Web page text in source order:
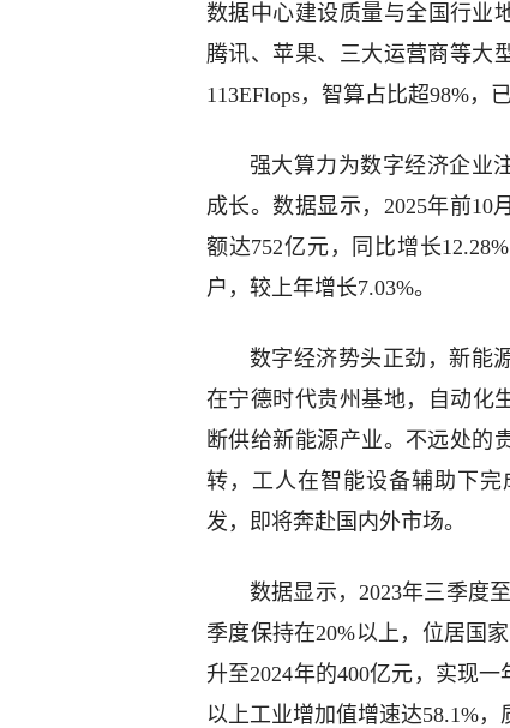
数据中心建设质量与全国行业
腾讯、苹果、三大运营商等大
113EFlops，智算占比超98%，
强大算力为数字经济企业
成长。数据显示，2025年前
额达752亿元，同比增长
户，较上年增长7.03%。
数字经济势头正劲，新能
在宁德时代贵州基地，自动化
断供给新能源产业。不远处的
转，工人在智能设备辅助下
发，即将奔赴国内外市场。
数据显示，2023年三季度
季度保持在20%以上，位居国
升至2024年的400亿元，实现
以上工业增加值增速达58.1%，